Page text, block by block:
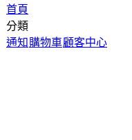
首頁
分類
通知 購物車顧客中心